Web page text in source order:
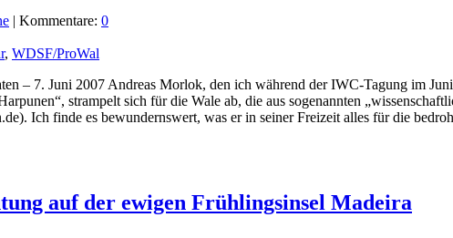
| Kommentare: 0
, WDSF/ProWal
– 7. Juni 2007 Andreas Morlok, den ich während der IWC-Tagung im
strampelt sich für die Wale ab, die aus sogenannten
Ich finde es bewundernswert, was er in seiner Freizeit alles für die
auf der ewigen Frühlingsinsel Madeira